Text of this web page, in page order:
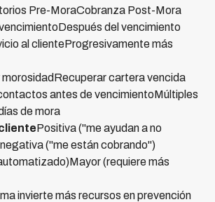
Pre-MoraCobranza Post-Mora
del vencimiento
al clienteProgresivamente más
morosidadRecuperar cartera vencida
antes de vencimientoMúltiples
de mora
Positiva ("me ayudan a no
("me están cobrando")
(requiere más
invierte más recursos en prevención